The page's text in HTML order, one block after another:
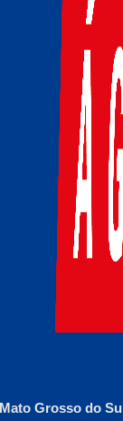
Mato Grosso do Sul